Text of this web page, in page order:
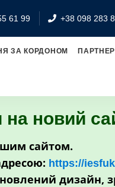
61 99 +38 098 283
ЗА КОРДОНОМ
на новий
сайтом.
https://
дизайн,